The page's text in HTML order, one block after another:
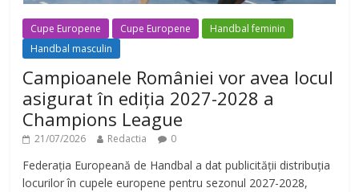
Cupe Europene Cupe Europene
Handbal feminin
Handbal masculin
Campioanele României vor avea locul
asigurat în ediția 2027-2028 a
Champions League
21/07/2026 Redactia 0
Federația Europeană de Handbal a dat publicității distribuția
locurilor în cupele europene pentru sezonul 2027-2028,